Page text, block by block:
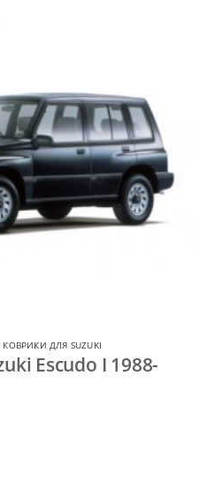
КОВРИКИ ДЛЯ SUZUKI
Escudo I 1988-